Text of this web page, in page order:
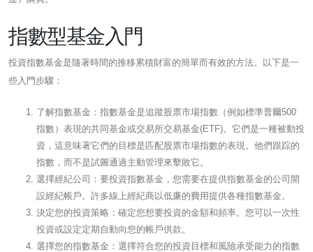
指數型基金入門
投資指數基金是隨著時間的推移累積財富的簡單而有效的方法。以下是一
些入門步驟：
了解指數基金：指數基金是追蹤股票市場指數（例如標準普爾500
指數）表現的共同基金或交易所交易基金(ETF)。它們是一種被動投
資，這意味著它們的目標是匹配股票市場指數的表現。他們跟踪的
指數，而不是試圖通過主動管理來擊敗它。
選擇經紀公司：要投資指數基金，您需要在提供指數基金的公司開
設經紀帳戶。許多線上經紀商以低廉的費用提供各種指數基金。
決定您的投資策略：確定您想要投資的金額和頻率。您可以一次性
投資或設定定期自動向您的帳戶供款。
選擇您的指數基金：選擇符合您的投資目標和風險承受能力的指數